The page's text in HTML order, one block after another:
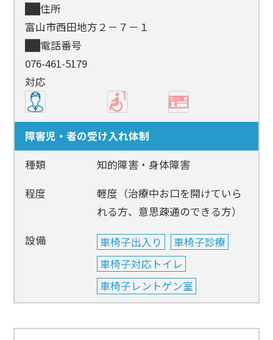
住所
富山市西田地方２－７－１
電話番号
076-461-5179
対応
障害児・者の受け入れ体制
種類
知的障害・身体障害
程度
軽度（治療中お口を開けていら
れる方、意思疎通のできる方）
設備
車椅子出入り
車椅子診療
車椅子対応トイレ
車椅子レントゲン室